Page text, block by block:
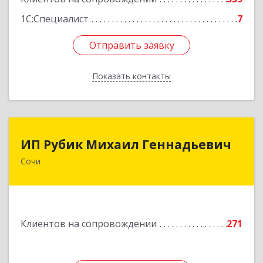
1С:Специалист
7
Отправить заявку
Показать контакты
Отправить заявку
Назад
ИП Рубик Михаил Геннадьевич
Сочи
Клиентов на сопровождении 271
ИП Рубик Михаил Геннадьевич